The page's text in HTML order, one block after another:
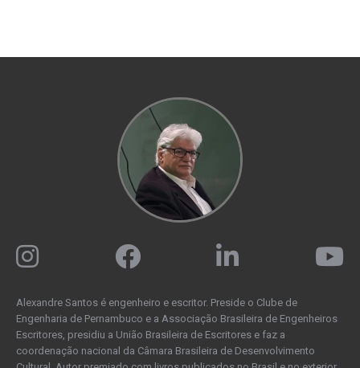
Alexandre Santos é engenheiro e escritor. Preside o Clube de
Engenharia de Pernambuco e a Associação Brasileira de Engenheiros
Escritores, presidiu a União Brasileira de Escritores e faz a
coordenação nacional da Câmara Brasileira de Desenvolvimento